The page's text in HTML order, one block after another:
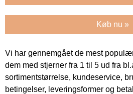
Køb nu »
Vi har gennemgået de mest
dem med stjerner fra 1 til 5 ud fra
sortimentstørrelse, kundeservice,
betingelser, leveringsformer og